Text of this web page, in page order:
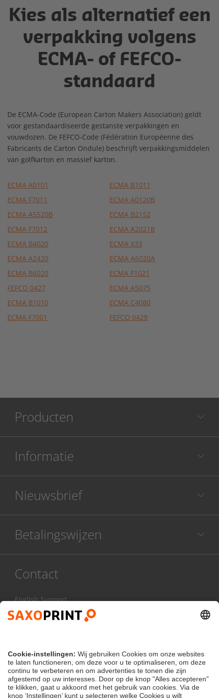
Kies als alternatief een
verpakking volgens
ECMA- of FEFCO-
standaard
De ECMA-Code (European Carton Makers Association) geldt
voor gestandaardiseerde gestanste verpakkingen en
vouwdozen. De FEFCO-Code (Fédération Européenne des
Fabricants de Carton Ondule) beschrijft verpakkingsmiddelen
van golfkarton en massief karton.
ECMA A0101
ECMA B1011
ECMA F7011
ECMA A0120B
ECMA A5520B
ECMA B2152
ECMA F7012
ECMA A2021B
ECMA B4020
ECMA X33
ECMA A2420
ECMA A6020A
ECMA B6020
ECMA F1021
FEFCO 0427
ECMA A5075
ECMA B1010
ECMA C4080
ECMA F7001
FEFCO 0429
Producten
Informatie
Nieuwsbrief
Betalingswijzen
Contact
English Support
Contactformulier